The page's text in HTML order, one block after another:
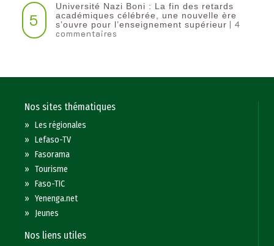
5
Université Nazi Boni : La fin des retards
académiques célébrée, une nouvelle ère
s’ouvre pour l’enseignement supérieur | 4
commentaires
Nos sites thématiques
»Les régionales
»Lefaso-TV
»Fasorama
»Tourisme
»Faso-TIC
»Yenenga.net
» Jeunes
Nos liens utiles